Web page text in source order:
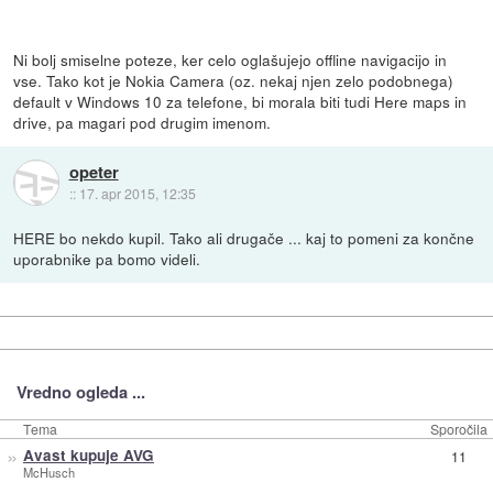
Ni bolj smiselne poteze, ker celo oglašujejo offline navigacijo in
vse. Tako kot je Nokia Camera (oz. nekaj njen zelo podobnega)
default v Windows 10 za telefone, bi morala biti tudi Here maps in
drive, pa magari pod drugim imenom.
opeter
:: 17. apr 2015, 12:35
HERE bo nekdo kupil. Tako ali drugače ... kaj to pomeni za končne
uporabnike pa bomo videli.
Vredno ogleda ...
Tema Sporočila
» Avast kupuje AVG
McHusch
11